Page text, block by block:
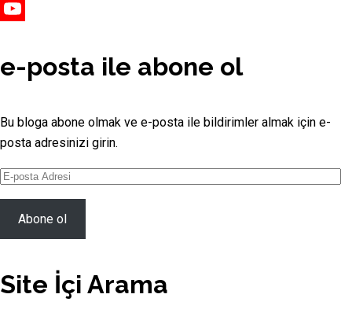
Vimeo
Channel
e-posta ile abone ol
Bu bloga abone olmak ve e-posta ile bildirimler almak için e-
posta adresinizi girin.
E-
posta
AdresiAbone ol
Site İçi Arama